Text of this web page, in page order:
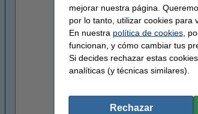
mejorar nuestra página.
por lo tanto, utilizar cookies para
En nuestra política de cookies,
funcionan, y cómo cambiar tus
Si decides rechazar estas
analíticas (y técnicas similares).
Rechazar